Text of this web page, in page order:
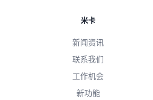
米卡
新闻资讯
联系我们
工作机会
新功能